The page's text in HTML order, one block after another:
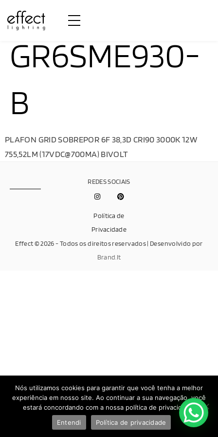
GR6SME930-
B
PLAFON GRID SOBREPOR 6F 38,3D CRI90 3000K 12W
755,52LM (17VDC@700MA) BIVOLT
Effect © 2026 - Todos os direitos reservados | Desenvolvido por
Brand.It
Política de
Privacidade
REDES SOCIAIS
Nós utilizamos cookies para garantir que você tenha a melhor
experiência em nosso site. Ao continuar a sua navegação, você
estará concordando com a nossa política de privacidade.
Entendi
Política de privacidade